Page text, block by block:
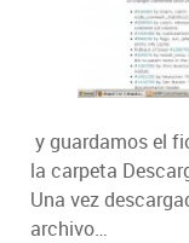
y guardamos el
la carpeta
Una vez
archivo…